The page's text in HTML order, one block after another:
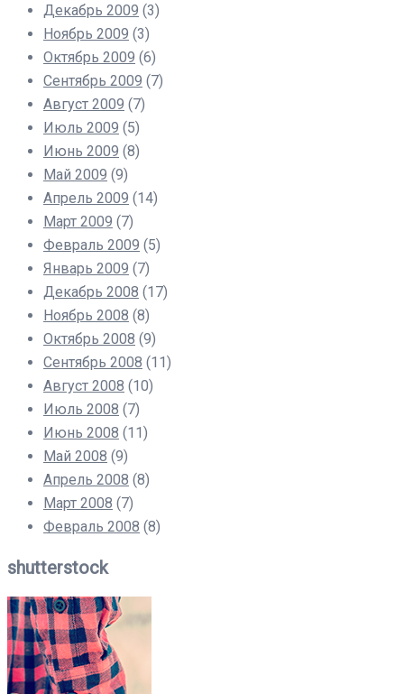
Декабрь 2009 (3)
Ноябрь 2009 (3)
Октябрь 2009 (6)
Сентябрь 2009 (7)
Август 2009 (7)
Июль 2009 (5)
Июнь 2009 (8)
Май 2009 (9)
Апрель 2009 (14)
Март 2009 (7)
Февраль 2009 (5)
Январь 2009 (7)
Декабрь 2008 (17)
Ноябрь 2008 (8)
Октябрь 2008 (9)
Сентябрь 2008 (11)
Август 2008 (10)
Июль 2008 (7)
Июнь 2008 (11)
Май 2008 (9)
Апрель 2008 (8)
Март 2008 (7)
Февраль 2008 (8)
shutterstock